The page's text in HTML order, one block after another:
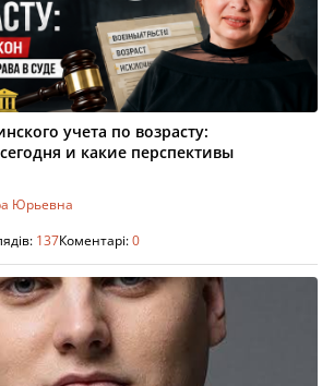
учета по возрасту:
и какие перспективы
Юрьевна
137Коментарі:0